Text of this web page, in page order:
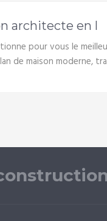
architecte en l
pour vous le
de maison moderne,